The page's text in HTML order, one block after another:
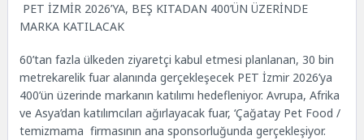
PET İZMİR 2026’YA, BEŞ KITADAN 400’ÜN ÜZERİNDE
MARKA KATILACAK
60’tan fazla ülkeden ziyaretçi kabul etmesi planlanan, 30 bin
metrekarelik fuar alanında gerçekleşecek PET İzmir 2026’ya
400’ün üzerinde markanın katılımı hedefleniyor. Avrupa, Afrika
ve Asya’dan katılımcıları ağırlayacak fuar, ‘Çağatay Pet Food /
temizmama firmasının ana sponsorluğunda gerçekleşiyor.